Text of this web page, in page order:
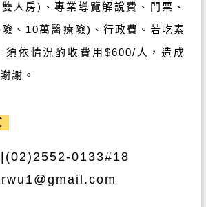
人房)、專業導覽解說費、門票、
、 10萬醫療險) 、行政費。若吃素
須依情況酌收費用$600/人，造成
謝。
|(02)2552-0133#18